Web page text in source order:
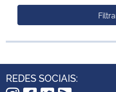
REDES SOCIAIS: